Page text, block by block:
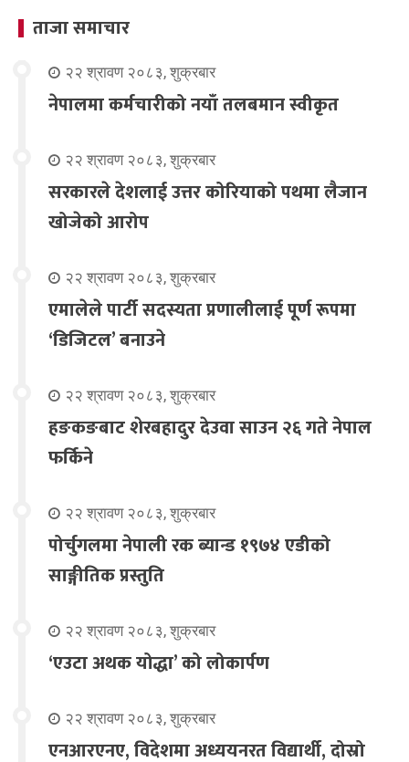
ताजा समाचार
२२ श्रावण २०८३, शुक्रबार
नेपालमा कर्मचारीको नयाँ तलबमान स्वीकृत
२२ श्रावण २०८३, शुक्रबार
सरकारले देशलाई उत्तर कोरियाको पथमा लैजान
खोजेको आरोप
२२ श्रावण २०८३, शुक्रबार
एमालेले पार्टी सदस्यता प्रणालीलाई पूर्ण रूपमा
‘डिजिटल’ बनाउने
२२ श्रावण २०८३, शुक्रबार
हङकङबाट शेरबहादुर देउवा साउन २६ गते नेपाल
फर्किने
२२ श्रावण २०८३, शुक्रबार
पोर्चुगलमा नेपाली रक ब्यान्ड १९७४ एडीको
साङ्गीतिक प्रस्तुति
२२ श्रावण २०८३, शुक्रबार
‘एउटा अथक योद्धा’ को लोकार्पण
२२ श्रावण २०८३, शुक्रबार
एनआरएनए, विदेशमा अध्ययनरत विद्यार्थी, दोस्रो